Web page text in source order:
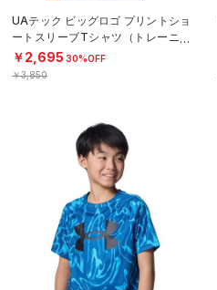
UAテック ビッグロゴ プリントショ
ートスリーブTシャツ（トレーニン
グ/BOYS）
￥2,695 30%OFF
￥3,850